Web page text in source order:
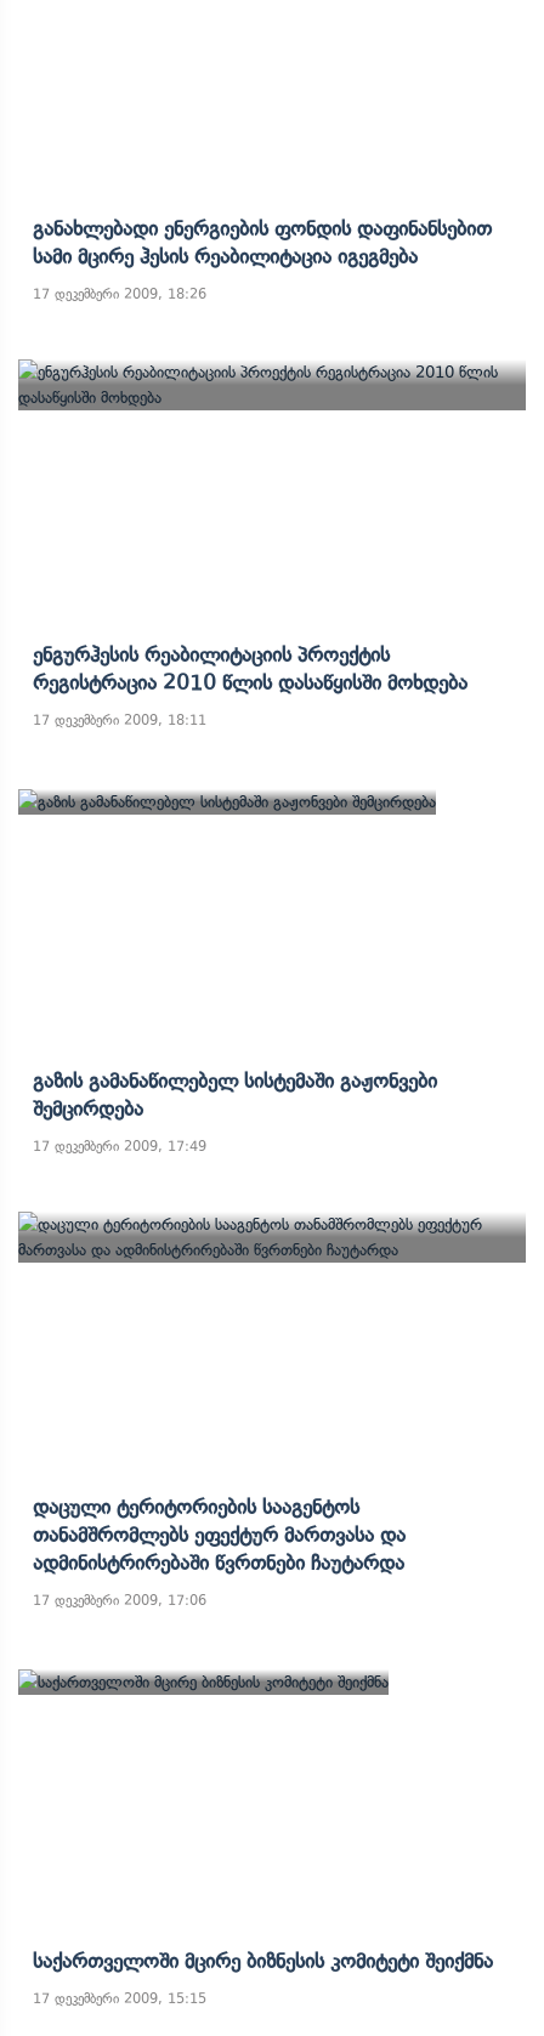
Განახლებადი Ენერგიების Ფონდის Დაფინანსებით
Სამი Მცირე Ჰესის Რეაბილიტაცია Იგეგმება
17 დეკემბერი 2009, 18:26
Ენგურჰესის Რეაბილიტაციის Პროექტის
Რეგისტრაცია 2010 Წლის Დასაწყისში Მოხდება
17 დეკემბერი 2009, 18:11
Გაზის Გამანაწილებელ Სისტემაში Გაჟონვები
Შემცირდება
17 დეკემბერი 2009, 17:49
Დაცული Ტერიტორიების Სააგენტოს
Თანამშრომლებს Ეფექტურ Მართვასა Და
Ადმინისტრირებაში Წვრთნები Ჩაუტარდა
17 დეკემბერი 2009, 17:06
Საქართველოში Მცირე Ბიზნესის Კომიტეტი Შეიქმნა
17 დეკემბერი 2009, 15:15